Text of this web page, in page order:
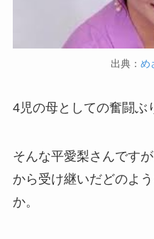
出典： め
4児の母としての奮闘ぶ
そんな平愛梨さんです
から受け継いだどのよ
か。